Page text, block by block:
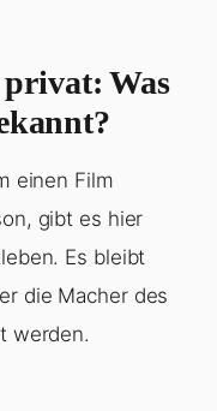
privat: Was
einen Film
gibt es hier
Es bleibt
die Macher des
werden.